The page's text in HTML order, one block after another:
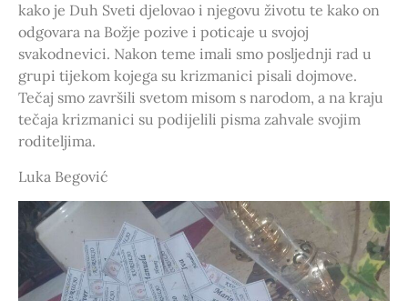
kako je Duh Sveti djelovao i njegovu životu te kako on
odgovara na Božje pozive i poticaje u svojoj
svakodnevici. Nakon teme imali smo posljednji rad u
grupi tijekom kojega su krizmanici pisali dojmove.
Tečaj smo završili svetom misom s narodom, a na kraju
tečaja krizmanici su podijelili pisma zahvale svojim
roditeljima.
Luka Begović